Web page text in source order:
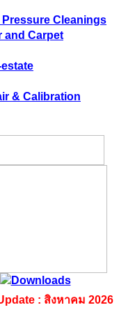
: สิงหาคม 2026